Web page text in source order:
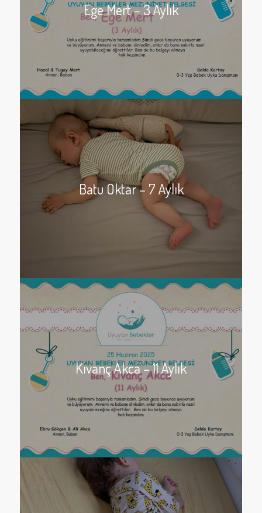
Ege Mert – 3 Aylık
Batu Oktar – 7 Aylık
Kıvanç Akca – 11 Aylık